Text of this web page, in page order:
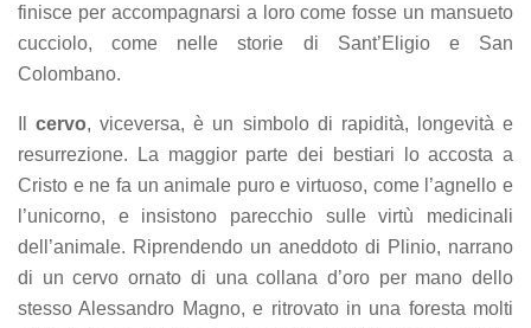
finisce per accompagnarsi a loro come fosse un mansueto
cucciolo, come nelle storie di Sant’Eligio e San
Colombano.
Ilcervo, viceversa, è un simbolo di rapidità, longevità e
resurrezione. La maggior parte dei bestiari lo accosta a
Cristo e ne fa un animale puro e virtuoso, come l’agnello e
l’unicorno, e insistono parecchio sulle virtù medicinali
dell’animale. Riprendendo un aneddoto di Plinio, narrano
di un cervo ornato di una collana d’oro per mano dello
stesso Alessandro Magno, e ritrovato in una foresta molti